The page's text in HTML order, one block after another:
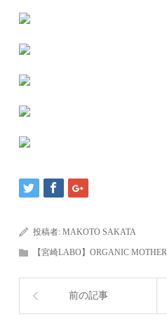
投稿者:MAKOTO SAKATA
【宮崎LABO】ORGANIC
前の記事